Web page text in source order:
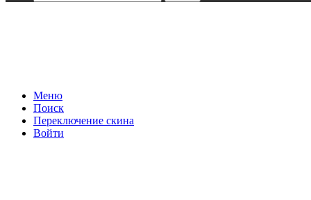
Меню
Поиск
Переключение скина
Войти